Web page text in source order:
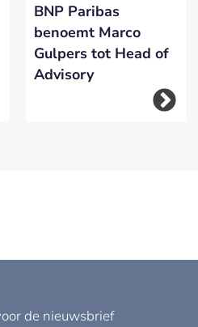
BNP Paribas
benoemt Marco
Gulpers tot Head of
Advisory
de nieuwsbrief